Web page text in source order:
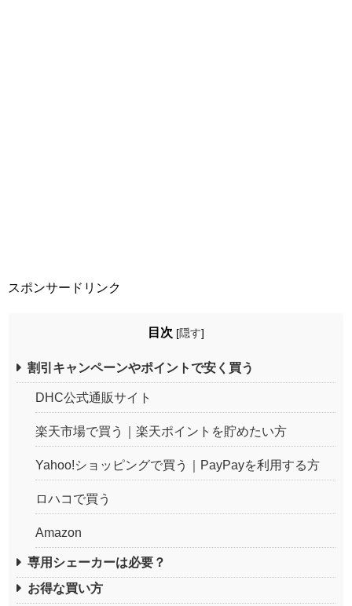
スポンサードリンク
目次 [隠す]
割引キャンペーンやポイントで安く買う
DHC公式通販サイト
楽天市場で買う｜楽天ポイントを貯めたい方
Yahoo!ショッピングで買う｜PayPayを利用する方
ロハコで買う
Amazon
専用シェーカーは必要？
お得な買い方